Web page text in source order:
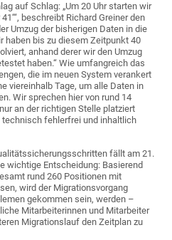
auf Schlag: „Um 20 Uhr starten wir
beschreibt Richard Greiner den
Umzug der bisherigen Daten in die
haben bis zu diesem Zeitpunkt 40
anhand derer wir den Umzug
haben.“ Wie umfangreich das
die im neuen System verankert
viereinhalb Tage, um alle Daten in
Wir sprechen hier von rund 14
an der richtigen Stelle platziert
fehlerfrei und inhaltlich
fällt am 21.
wichtige Entscheidung: Basierend
rund 260 Positionen mit
wird der Migrationsvorgang
gekommen sein, werden –
Mitarbeiterinnen und Mitarbeiter
Migrationslauf den Zeitplan zu